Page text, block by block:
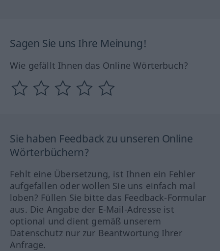
Sagen Sie uns Ihre Meinung!
Wie gefällt Ihnen das Online Wörterbuch?
Sie haben Feedback zu unseren Online
Wörterbüchern?
Fehlt eine Übersetzung, ist Ihnen ein Fehler
aufgefallen oder wollen Sie uns einfach mal
loben? Füllen Sie bitte das Feedback-Formular
aus. Die Angabe der E-Mail-Adresse ist
optional und dient gemäß unserem
Datenschutz nur zur Beantwortung Ihrer
Anfrage.